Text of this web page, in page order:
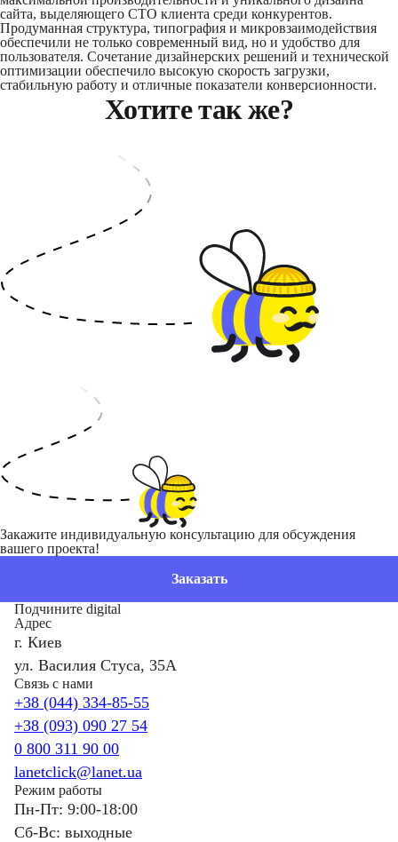
сайта, выделяющего СТО клиента среди конкурентов.
Продуманная структура, типография и микровзаимодействия
обеспечили не только современный вид, но и удобство для
пользователя. Сочетание дизайнерских решений и технической
оптимизации обеспечило высокую скорость загрузки,
стабильную работу и отличные показатели конверсионности.
Хотите так же?
Закажите индивидуальную консультацию для обсуждения
вашего проекта!
Заказать
Подчините digital
Адрес
г. Киев
ул. Василия Стуса, 35А
Связь с нами
+38 (044) 334-85-55
+38 (093) 090 27 54
0 800 311 90 00
lanetclick@lanet.ua
Режим работы
Пн-Пт: 9:00-18:00
Сб-Вс: выходные